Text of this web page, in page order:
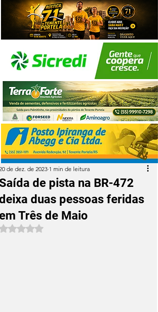
de pista na BR-472
duas pessoas feridas
Três de Maio
de dez. de 2023 1 min de leitura
Avaliado com NaN de 5 estrelas.